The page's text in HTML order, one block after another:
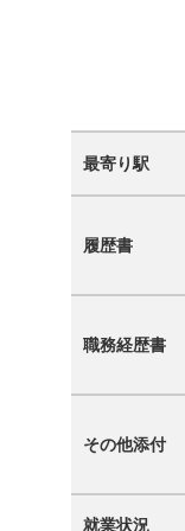
最寄り駅
履歴書
職務経歴書
その他添付
就業状況